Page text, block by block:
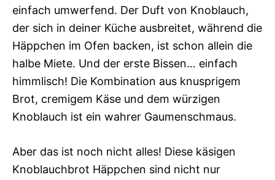
einfach umwerfend. Der Duft von Knoblauch,
der sich in deiner Küche ausbreitet, während die
Häppchen im Ofen backen, ist schon allein die
halbe Miete. Und der erste Bissen… einfach
himmlisch! Die Kombination aus knusprigem
Brot, cremigem Käse und dem würzigen
Knoblauch ist ein wahrer Gaumenschmaus.
Aber das ist noch nicht alles! Diese käsigen
Knoblauchbrot Häppchen sind nicht nur